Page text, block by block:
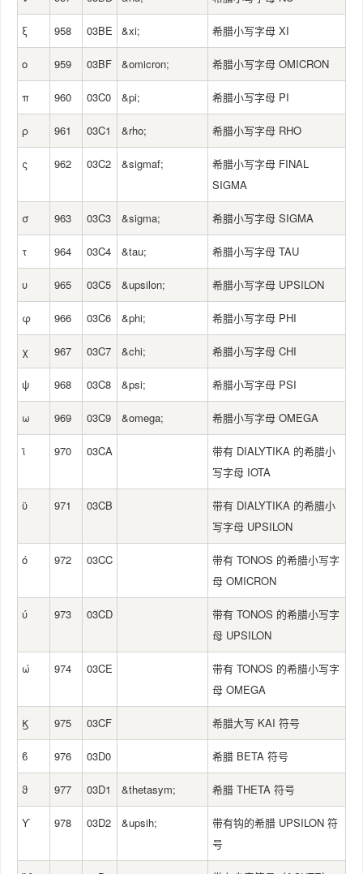
ξ 958 03BE &xi; 希腊小写字母 XI
ο 959 03BF &omicron; 希腊小写字母 OMICRON
π 960 03C0 &pi; 希腊小写字母 PI
ρ 961 03C1 &rho; 希腊小写字母 RHO
ς 962 03C2 &sigmaf;
希腊小写字母 FINAL
SIGMA
σ 963 03C3 &sigma; 希腊小写字母 SIGMA
τ 964 03C4 &tau; 希腊小写字母 TAU
υ 965 03C5 &upsilon; 希腊小写字母 UPSILON
φ 966 03C6 &phi; 希腊小写字母 PHI
χ 967 03C7 &chi; 希腊小写字母 CHI
ψ 968 03C8 &psi; 希腊小写字母 PSI
ω 969 03C9 &omega; 希腊小写字母 OMEGA
ϊ 970 03CA
带有 DIALYTIKA 的希腊小
写字母 IOTA
ϋ 971 03CB
带有 DIALYTIKA 的希腊小
写字母 UPSILON
ό 972 03CC
带有 TONOS 的希腊小写字
母 OMICRON
ύ 973 03CD
带有 TONOS 的希腊小写字
母 UPSILON
ώ 974 03CE
带有 TONOS 的希腊小写字
母 OMEGA
Ϗ 975 03CF 希腊大写 KAI 符号
ϐ 976 03D0 希腊 BETA 符号
ϑ 977 03D1 &thetasym; 希腊 THETA 符号
ϒ 978 03D2 &upsih;
带有钩的希腊 UPSILON 符
号